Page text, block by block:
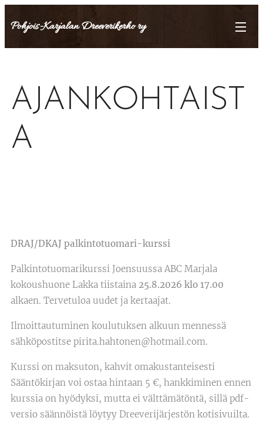
Pohjois-Karjalan Dreeverikerho ry
AJANKOHTAIST
A
DRAJ/DKAJ palkintotuomari-kurssi
Palkintotuomarikurssi Joensuussa ABC Marjala
kokoushuone Lakka tiistaina 25.8.2026 klo 17.00
alkaen. Tervetuloa uudet ja kertaajat.
Ilmoittautuminen koulutuksen alkuun mennessä
sähköpostitse pirita.hahtonen@hotmail.com.
Kurssi on maksuton, kahvit omakustanteisesti
Sääntökirjan voi ostaa hintaan 5 €, hankkiminen ennen
kurssia on hyödyksi, mutta ei välttämätöntä, sillä pdf-
versio säännöistä löytyy Dreeverijärjestön kotisivuilta.